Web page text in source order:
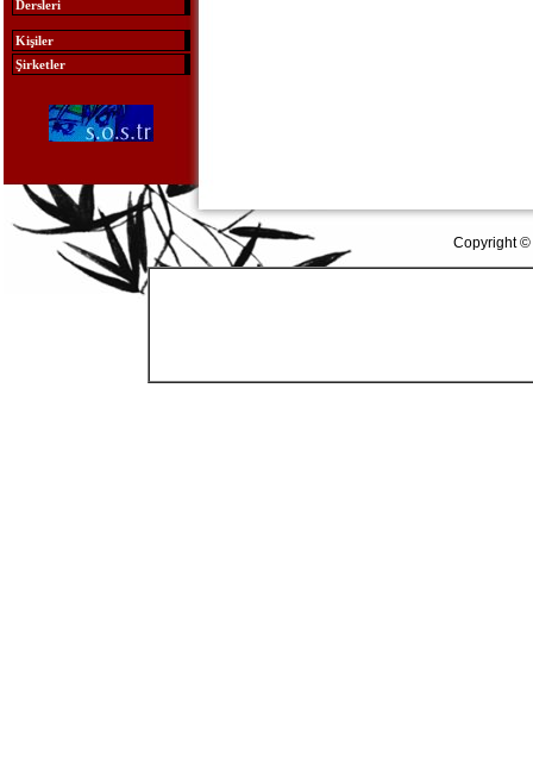
Dersleri
Kişiler
Şirketler
Copyright ©